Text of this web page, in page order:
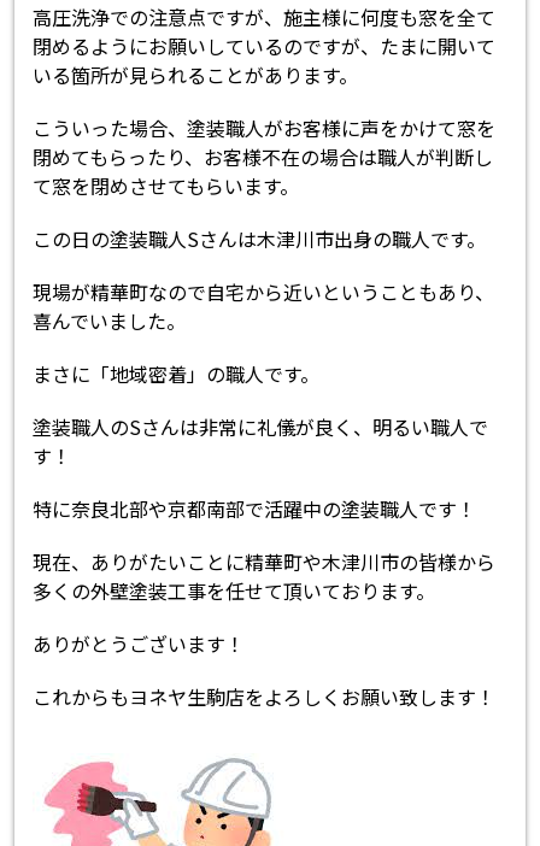
高圧洗浄での注意点ですが、施主様に何度も窓を全て
閉めるようにお願いしているのですが、たまに開いて
いる箇所が見られることがあります。
こういった場合、塗装職人がお客様に声をかけて窓を
閉めてもらったり、お客様不在の場合は職人が判断し
て窓を閉めさせてもらいます。
この日の塗装職人Sさんは木津川市出身の職人です。
現場が精華町なので自宅から近いということもあり、
喜んでいました。
まさに「地域密着」の職人です。
塗装職人のSさんは非常に礼儀が良く、明るい職人で
す！
特に奈良北部や京都南部で活躍中の塗装職人です！
現在、ありがたいことに精華町や木津川市の皆様から
多くの外壁塗装工事を任せて頂いております。
ありがとうございます！
これからもヨネヤ生駒店をよろしくお願い致します！